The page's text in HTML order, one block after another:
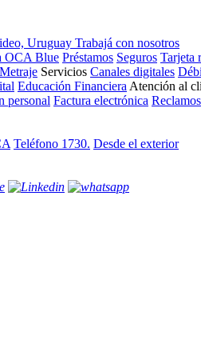
Uruguay Trabajá con nosotros
OCA Blue Préstamos Seguros Tarjeta
Metraje Servicios Canales digitales
Educación Financiera Atención al
personal Factura electrónica Reclamos
Teléfono 1730. Desde el exterior